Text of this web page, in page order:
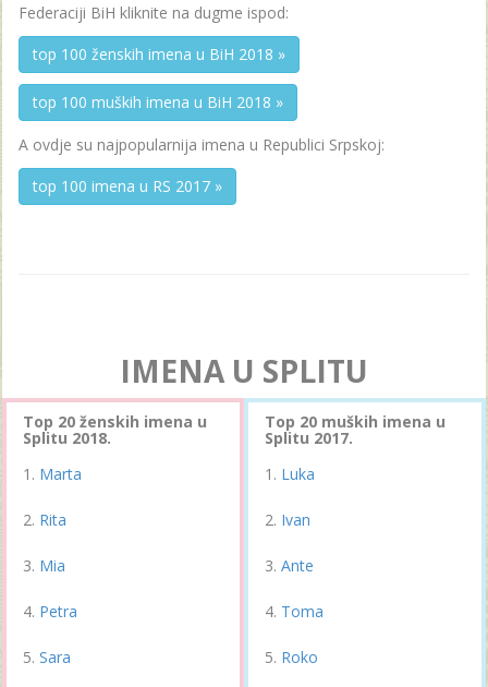
Federaciji BiH kliknite na dugme ispod:
top 100 ženskih imena u BiH 2018 »
top 100 muških imena u BiH 2018 »
A ovdje su najpopularnija imena u Republici Srpskoj:
top 100 imena u RS 2017 »
IMENA U SPLITU
Top 20 ženskih imena u
Splitu 2018.
Marta
Rita
Mia
Petra
Sara
Top 20 muških imena u
Splitu 2017.
Luka
Ivan
Ante
Toma
Roko